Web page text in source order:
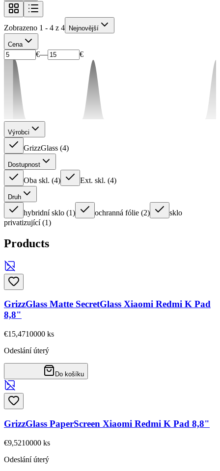
Zobrazeno 1 - 4 z 4 Nejnovější
Cena
€— €
Výrobci
GrizzGlass (4)
Dostupnost
Oba skl. (4) Ext. skl. (4)
Druh
hybridní sklo (1) ochranná fólie (2)
sklo
privatizující (1)
Products
GrizzGlass Matte SecretGlass Xiaomi Redmi K Pad
8,8"
€15,4710000 ks
Odeslání úterý
Do košíku
GrizzGlass PaperScreen Xiaomi Redmi K Pad 8,8"
€9,5210000 ks
Odeslání úterý